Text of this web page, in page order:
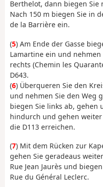
Berthelot, dann biegen Sie
Nach 150 m biegen Sie in
de la Barrière ein.
(5) Am Ende der Gasse
Lamartine ein und nehmen
rechts (Chemin les
D643.
(6) Überqueren Sie den
und nehmen Sie den Weg
biegen Sie links ab, gehen
hindurch und gehen
die D113 erreichen.
(7) Mit dem Rücken zur
gehen Sie geradeaus
Rue Jean Jaurès und
Rue du Général Leclerc.